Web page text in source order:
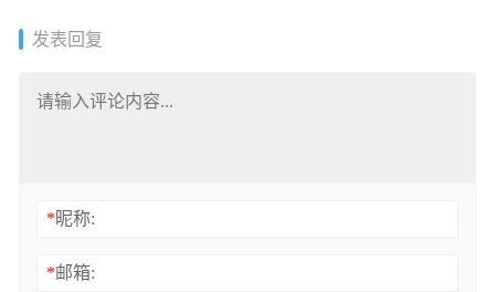
发表回复
*昵称:
*邮箱: